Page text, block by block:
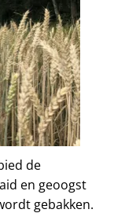
de
en geoogst
gebakken.